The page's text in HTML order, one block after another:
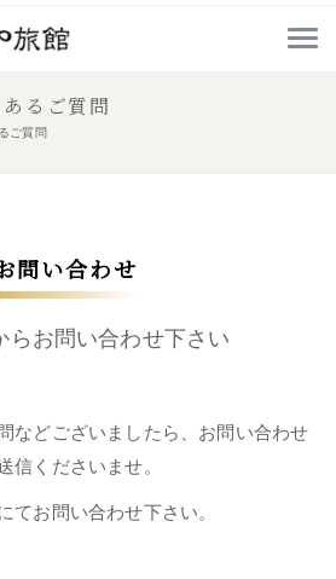
るご質問
ご質問
問い合わせ
らお問い合わせ下さい
などございましたら、お問い合わせ
信くださいませ。
てお問い合わせ下さい。